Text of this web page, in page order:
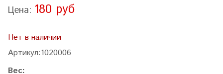
Цена: 180 руб
Нет в наличии
Артикул:1020006
Вес: